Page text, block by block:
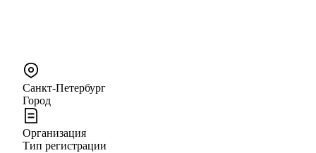
Санкт-Петербург
Город
Организация
Тип регистрации